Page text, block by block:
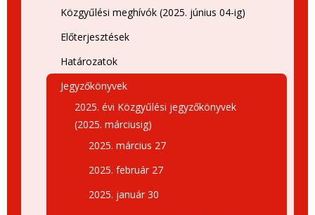
Közgyűlési meghívók (2025. június 04-ig)
Előterjesztések
Határozatok
Jegyzőkönyvek
2025. évi Közgyűlési jegyzőkönyvek
(2025. márciusig)
2025. március 27
2025. február 27
2025. január 30